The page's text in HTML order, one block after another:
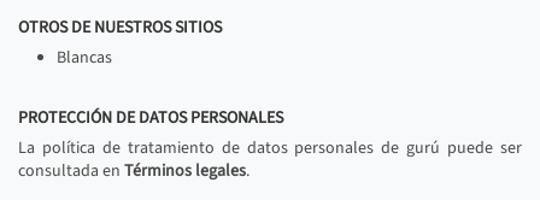
OTROS DE NUESTROS SITIOS
Blancas
PROTECCIÓN DE DATOS PERSONALES
La política de tratamiento de datos personales de gurú puede ser
consultada en Términos legales.